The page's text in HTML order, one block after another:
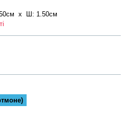
x Ш: 1.50см